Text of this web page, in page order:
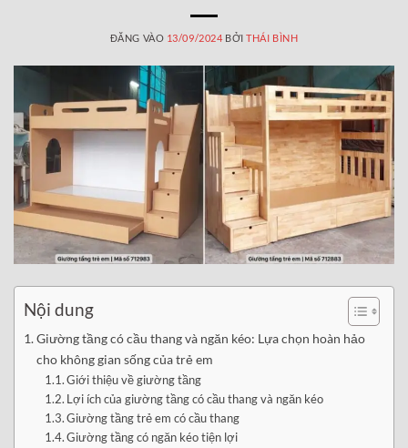
ĐĂNG VÀO 13/09/2024 BỞITHÁI BÌNH
Nội dung
Giường tầng có cầu thang và ngăn kéo: Lựa chọn hoàn hảo
cho không gian sống của trẻ em
Giới thiệu về giường tầng
Lợi ích của giường tầng có cầu thang và ngăn kéo
Giường tầng trẻ em có cầu thang
Giường tầng có ngăn kéo tiện lợi